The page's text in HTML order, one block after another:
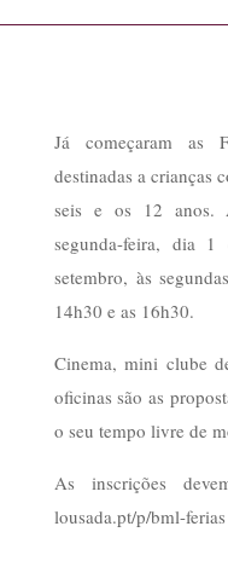
Já começaram as
destinadas a crianças
seis e os 12 anos.
segunda-feira, dia
setembro, às
14h30 e as 16h30.
Cinema, mini clube
oficinas são as
o seu tempo livre de
As inscrições
lousada.pt/p/bml-ferias